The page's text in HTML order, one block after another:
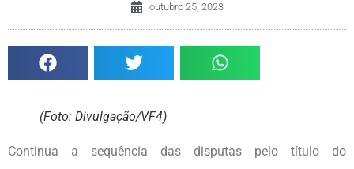
outubro 25, 2023
(Foto: Divulgação/VF4)
Continua a sequência das disputas pelo título do